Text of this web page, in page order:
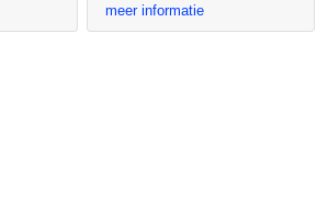
meer informatie